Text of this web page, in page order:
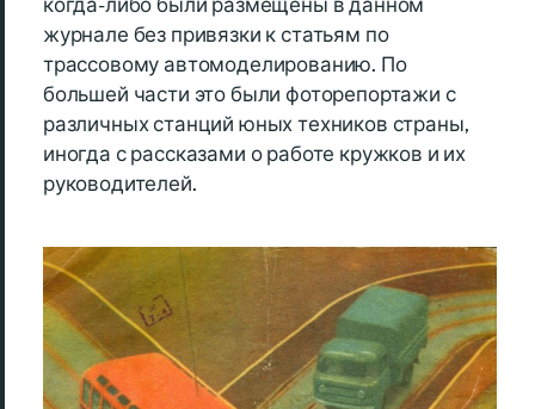
когда-либо были размещены в данном
журнале без привязки к статьям по
трассовому автомоделированию. По
большей части это были фоторепортажи с
различных станций юных техников страны,
иногда с рассказами о работе кружков и их
руководителей.